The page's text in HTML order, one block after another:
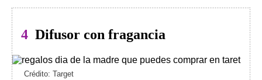
Difusor con fragancia
4
Crédito: Target